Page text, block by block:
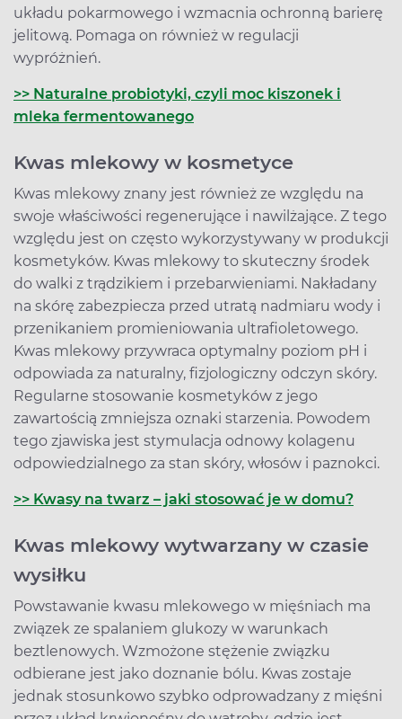
układu pokarmowego i wzmacnia ochronną barierę
jelitową. Pomaga on również w regulacji
wypróżnień.
>> Naturalne probiotyki, czyli moc kiszonek i
mleka fermentowanego
Kwas mlekowy w kosmetyce
Kwas mlekowy znany jest również ze względu na
swoje właściwości regenerujące i nawilżające. Z tego
względu jest on często wykorzystywany w produkcji
kosmetyków. Kwas mlekowy to skuteczny środek
do walki z trądzikiem i przebarwieniami. Nakładany
na skórę zabezpiecza przed utratą nadmiaru wody i
przenikaniem promieniowania ultrafioletowego.
Kwas mlekowy przywraca optymalny poziom pH i
odpowiada za naturalny, fizjologiczny odczyn skóry.
Regularne stosowanie kosmetyków z jego
zawartością zmniejsza oznaki starzenia. Powodem
tego zjawiska jest stymulacja odnowy kolagenu
odpowiedzialnego za stan skóry, włosów i paznokci.
>> Kwasy na twarz – jaki stosować je w domu?
Kwas mlekowy wytwarzany w czasie
wysiłku
Powstawanie kwasu mlekowego w mięśniach ma
związek ze spalaniem glukozy w warunkach
beztlenowych. Wzmożone stężenie związku
odbierane jest jako doznanie bólu. Kwas zostaje
jednak stosunkowo szybko odprowadzany z mięśni